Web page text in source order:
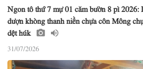
Ngon tô thứ 7 mự 01 căm bườn 8 pì 2026:
dượn khòng thanh niền chựa côn Mông
dệt húk
31/07/2026